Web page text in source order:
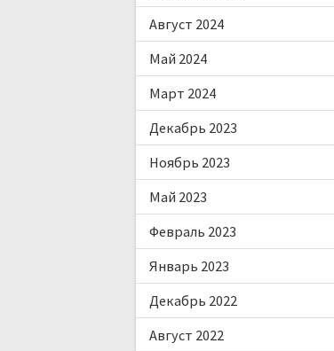
Август 2024
Май 2024
Март 2024
Декабрь 2023
Ноябрь 2023
Май 2023
Февраль 2023
Январь 2023
Декабрь 2022
Август 2022